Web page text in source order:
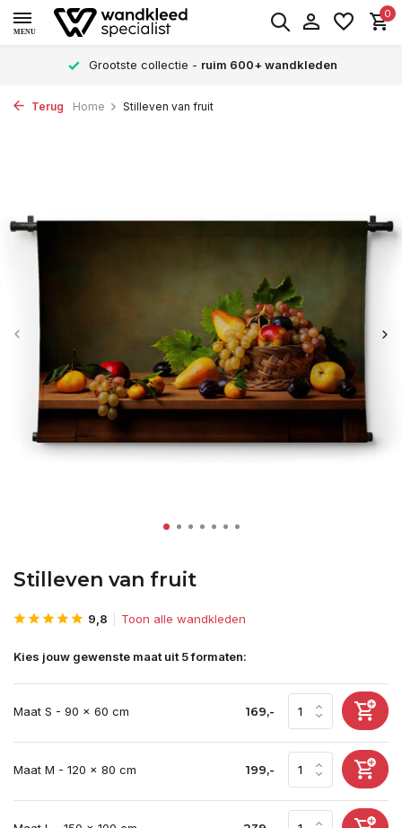
MENU
0
Grootste collectie - ruim 600+ wandkleden
Terug Home Stilleven van fruit
Stilleven van fruit
9,8 Toon alle wandkleden
Kies jouw gewenste maat uit 5 formaten:
Maat S - 90 x 60 cm 169,-
Maat M - 120 x 80 cm 199,-